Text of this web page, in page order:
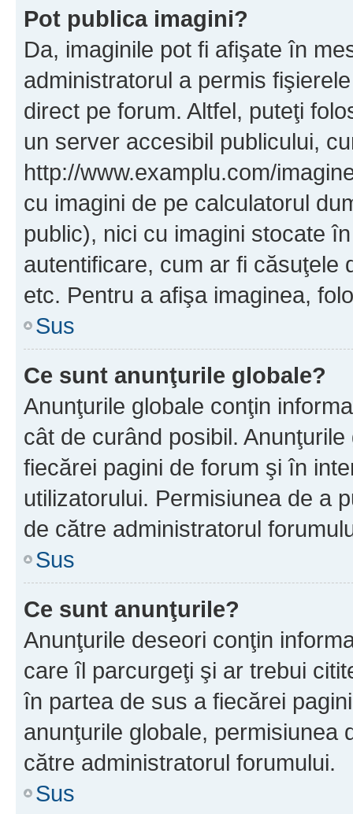
Pot publica imagini?
Da, imaginile pot fi afişate în
administratorul a permis
direct pe forum. Altfel, puteţi
un server accesibil publicului,
http://www.examplu.com/
cu imagini de pe calculatorul
public), nici cu imagini stocate
autentificare, cum ar fi căsuţele
etc. Pentru a afişa imaginea,
Sus
Ce sunt anunţurile globale?
Anunţurile globale conţin
cât de curând posibil.
fiecărei pagini de forum şi în
utilizatorului. Permisiunea de a
de către administratorul
Sus
Ce sunt anunţurile?
Anunţurile deseori conţin
care îl parcurgeţi şi ar trebui
în partea de sus a fiecărei
anunţurile globale, permisiunea
către administratorul forumului.
Sus